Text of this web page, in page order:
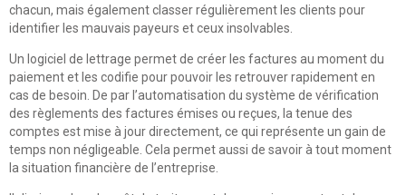
chacun, mais également classer régulièrement les clients pour
identifier les mauvais payeurs et ceux insolvables.
Un logiciel de lettrage permet de créer les factures au moment du
paiement et les codifie pour pouvoir les retrouver rapidement en
cas de besoin. De par l’automatisation du système de vérification
des règlements des factures émises ou reçues, la tenue des
comptes est mise à jour directement, ce qui représente un gain de
temps non négligeable. Cela permet aussi de savoir à tout moment
la situation financière de l’entreprise.